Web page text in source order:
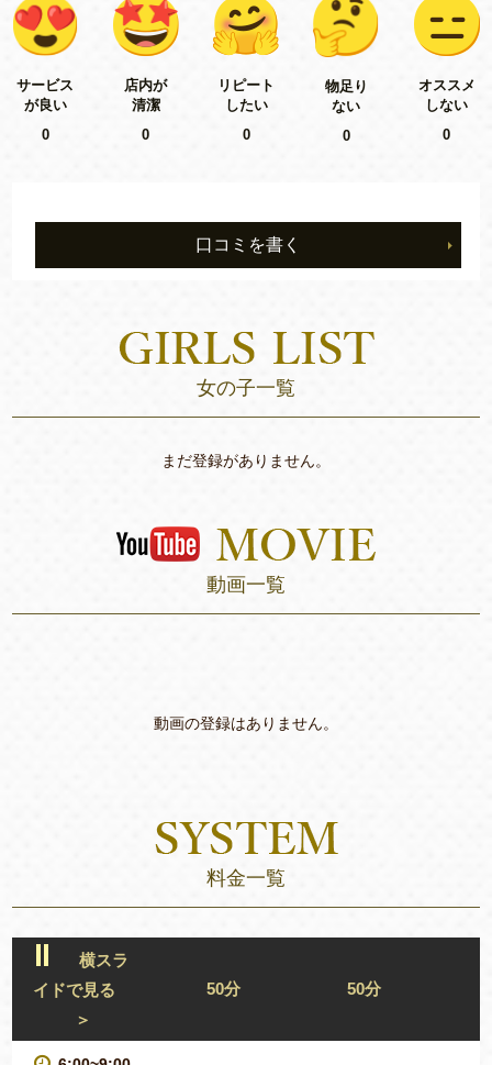
サービス
が良い
0
店内が
清潔
0
リピート
したい
0
物足り
ない
0
オススメ
しない
0
口コミを書く
女の子一覧
まだ登録がありません。
動画一覧
動画の登録はありません。
料金一覧
横スラ
イドで見る
＞
50分 50分